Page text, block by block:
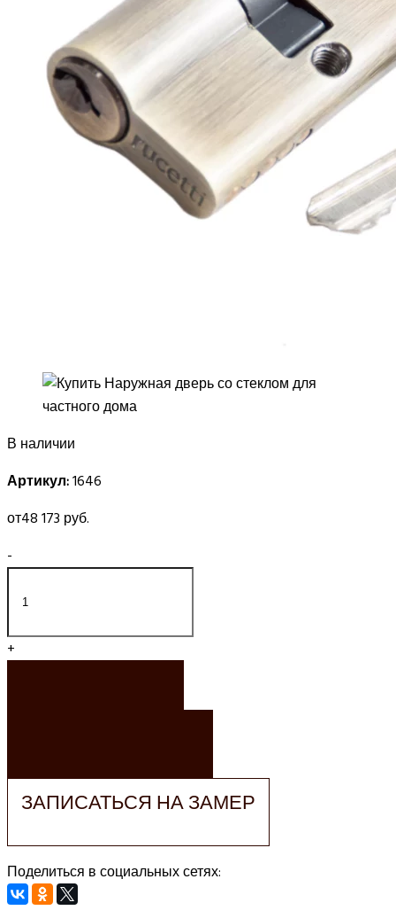
В наличии
Артикул:1646
от48 173 руб.
-
+
ЗАПИСАТЬСЯ НА ЗАМЕР
Поделиться в социальных сетях: